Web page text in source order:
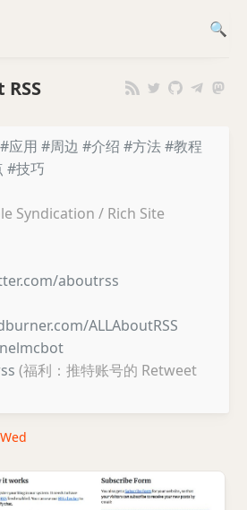
#应用 #周边 #介绍 #方法#教程
#技巧
Syndication / Rich Site
aboutrss
ALLAboutRSS
(福利：推特账号的 Retweet